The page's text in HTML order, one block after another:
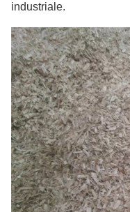
industriale.